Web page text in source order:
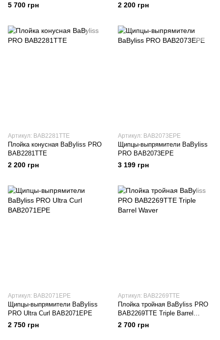
5 700 грн 2 200 грн
Артикул: BAB2281TTE
Плойка конусная BaByliss PRO
BAB2281TTE
2 200 грн
Артикул: BAB2073EPE
Щипцы-выпрямители BaByliss
PRO BAB2073EPE
3 199 грн
Артикул: BAB2071EPE
Щипцы-выпрямители BaByliss
PRO Ultra Curl BAB2071EPE
2 750 грн
Артикул: BAB2269TTE
Плойка тройная BaByliss PRO
BAB2269TTE Triple Barrel
Waver
2 700 грн